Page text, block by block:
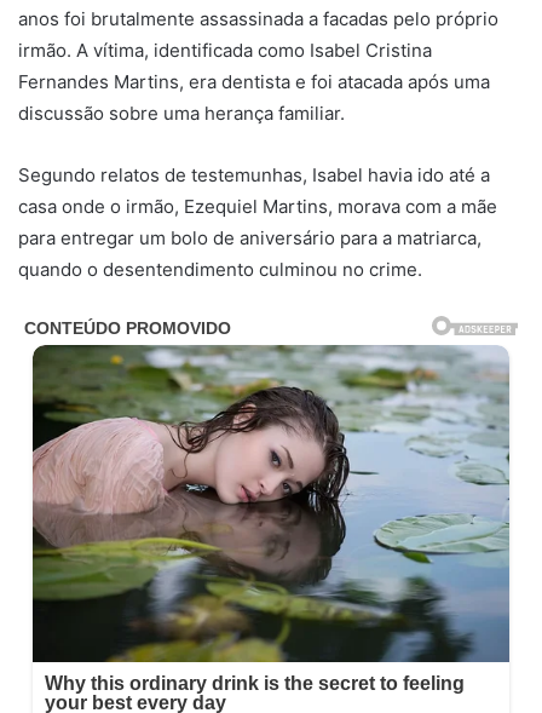
anos foi brutalmente assassinada a facadas pelo próprio
irmão. A vítima, identificada como Isabel Cristina
Fernandes Martins, era dentista e foi atacada após uma
discussão sobre uma herança familiar.
Segundo relatos de testemunhas, Isabel havia ido até a
casa onde o irmão, Ezequiel Martins, morava com a mãe
para entregar um bolo de aniversário para a matriarca,
quando o desentendimento culminou no crime.